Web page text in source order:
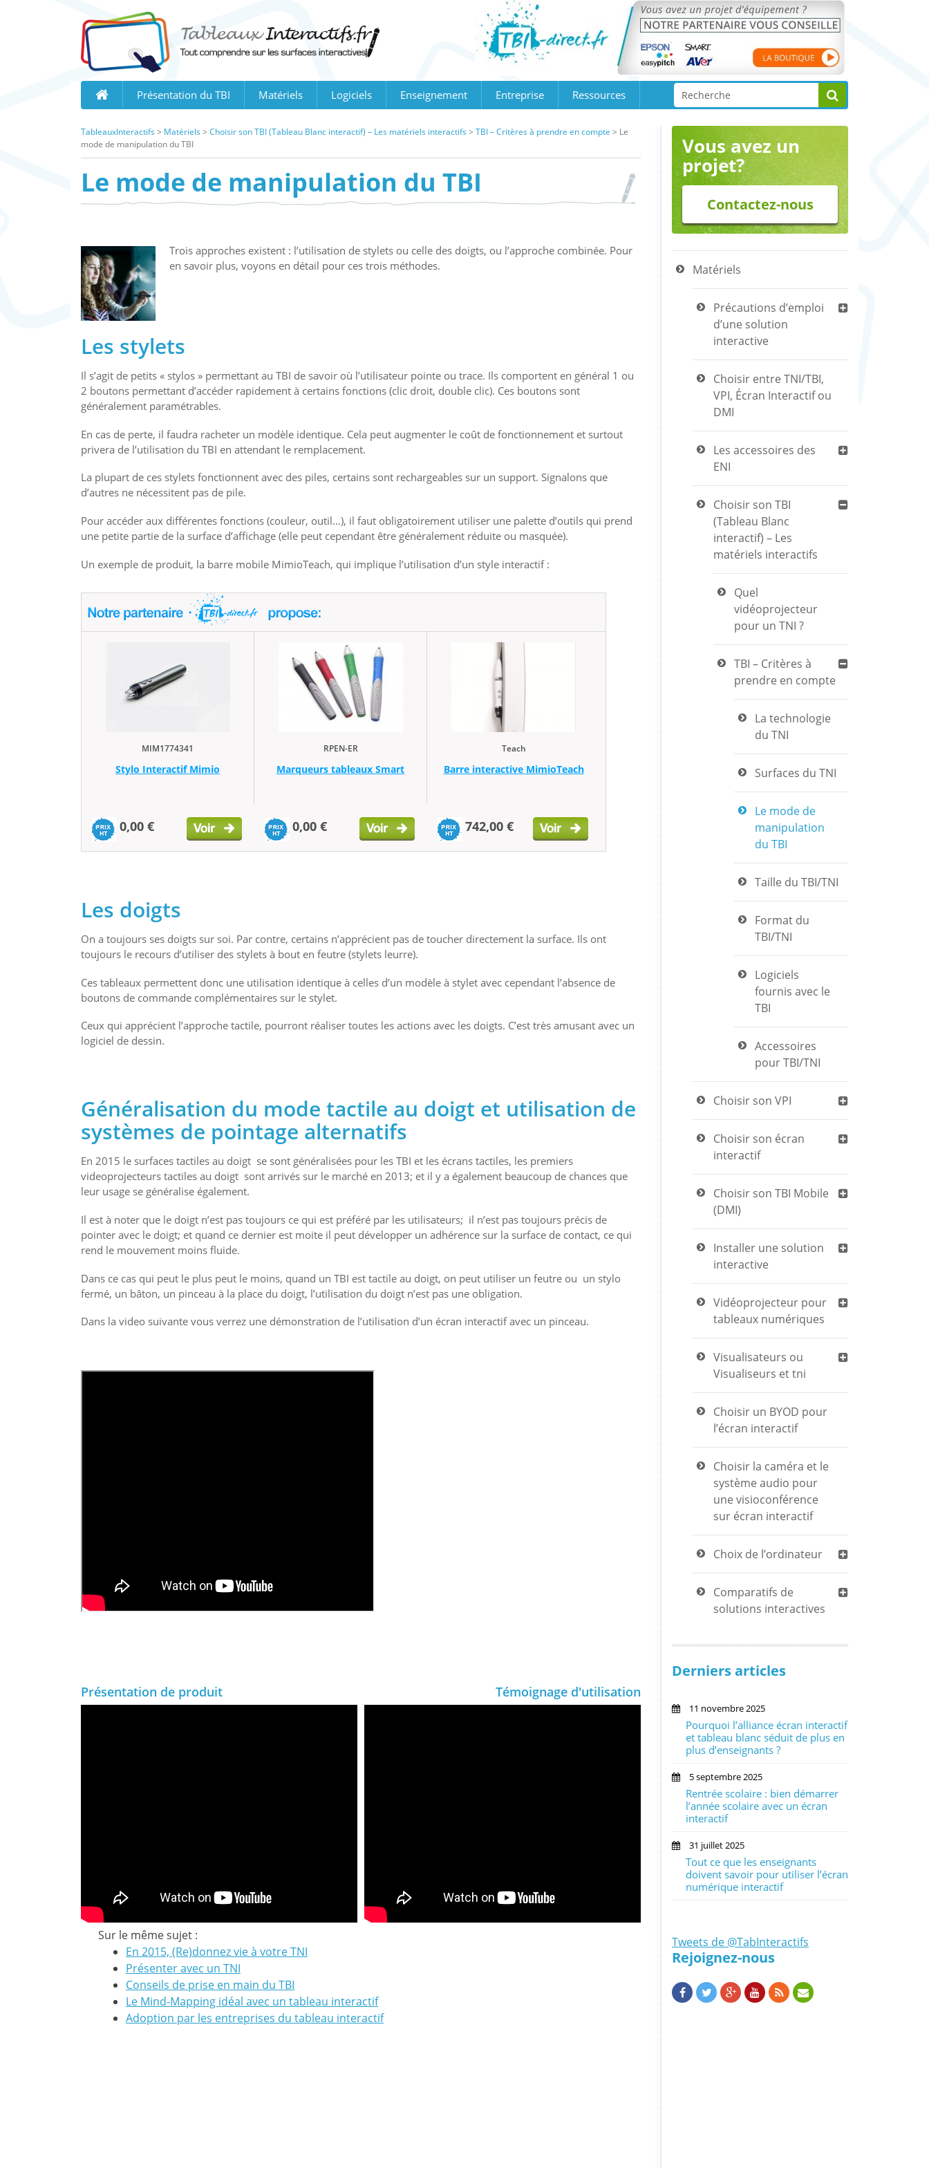
Présentation du TBI Matériels Logiciels Enseignement Entreprise Ressources
TableauxInteractifs > Matériels > Choisir son TBI (Tableau Blanc interactif) – Les matériels interactifs > TBI – Critères à prendre en compte > Le
mode de manipulation du TBI
Le mode de manipulation du TBI
Trois approches existent : l’utilisation de stylets ou celle des doigts, ou l’approche combinée. Pour
en savoir plus, voyons en détail pour ces trois méthodes.
Les stylets
Il s’agit de petits « stylos » permettant au TBI de savoir où l’utilisateur pointe ou trace. Ils comportent en général 1 ou
2 boutons permettant d’accéder rapidement à certains fonctions (clic droit, double clic). Ces boutons sont
généralement paramétrables.
En cas de perte, il faudra racheter un modèle identique. Cela peut augmenter le coût de fonctionnement et surtout
privera de l’utilisation du TBI en attendant le remplacement.
La plupart de ces stylets fonctionnent avec des piles, certains sont rechargeables sur un support. Signalons que
d’autres ne nécessitent pas de pile.
Pour accéder aux différentes fonctions (couleur, outil…), il faut obligatoirement utiliser une palette d’outils qui prend
une petite partie de la surface d’affichage (elle peut cependant être généralement réduite ou masquée).
Un exemple de produit, la barre mobile MimioTeach, qui implique l’utilisation d’un style interactif :
MIM1774341
Stylo Interactif Mimio
0,00 €
RPEN-ER
Marqueurs tableaux Smart
0,00 €
Teach
Barre interactive MimioTeach
742,00 €
Les doigts
On a toujours ses doigts sur soi. Par contre, certains n’apprécient pas de toucher directement la surface. Ils ont
toujours le recours d’utiliser des stylets à bout en feutre (stylets leurre).
Ces tableaux permettent donc une utilisation identique à celles d’un modèle à stylet avec cependant l’absence de
boutons de commande complémentaires sur le stylet.
Ceux qui apprécient l’approche tactile, pourront réaliser toutes les actions avec les doigts. C’est très amusant avec un
logiciel de dessin.
Généralisation du mode tactile au doigt et utilisation de
systèmes de pointage alternatifs
En 2015 le surfaces tactiles au doigt se sont généralisées pour les TBI et les écrans tactiles, les premiers
videoprojecteurs tactiles au doigt sont arrivés sur le marché en 2013; et il y a également beaucoup de chances que
leur usage se généralise également.
Il est à noter que le doigt n’est pas toujours ce qui est préféré par les utilisateurs; il n’est pas toujours précis de
pointer avec le doigt; et quand ce dernier est moite il peut développer un adhérence sur la surface de contact, ce qui
rend le mouvement moins fluide.
Dans ce cas qui peut le plus peut le moins, quand un TBI est tactile au doigt, on peut utiliser un feutre ou un stylo
fermé, un bâton, un pinceau à la place du doigt, l’utilisation du doigt n’est pas une obligation.
Dans la video suivante vous verrez une démonstration de l’utilisation d’un écran interactif avec un pinceau.
Présentation de produit Témoignage d'utilisation
Sur le même sujet :
En 2015, (Re)donnez vie à votre TNI
Présenter avec un TNI
Conseils de prise en main du TBI
Le Mind-Mapping idéal avec un tableau interactif
Adoption par les entreprises du tableau interactif
Vous avez un
projet?
Contactez-nous
Matériels
Précautions d’emploi
d’une solution
interactive
Choisir entre TNI/TBI,
VPI, Écran Interactif ou
DMI
Les accessoires des
ENI
Choisir son TBI
(Tableau Blanc
interactif) – Les
matériels interactifs
Quel
vidéoprojecteur
pour un TNI ?
TBI – Critères à
prendre en compte
La technologie
du TNI
Surfaces du TNI
Le mode de
manipulation
du TBI
Taille du TBI/TNI
Format du
TBI/TNI
Logiciels
fournis avec le
TBI
Accessoires
pour TBI/TNI
Choisir son VPI
Choisir son écran
interactif
Choisir son TBI Mobile
(DMI)
Installer une solution
interactive
Vidéoprojecteur pour
tableaux numériques
Visualisateurs ou
Visualiseurs et tni
Choisir un BYOD pour
l’écran interactif
Choisir la caméra et le
système audio pour
une visioconférence
sur écran interactif
Choix de l’ordinateur
Comparatifs de
solutions interactives
Derniers articles
11 novembre 2025
Pourquoi l’alliance écran interactif
et tableau blanc séduit de plus en
plus d’enseignants ?
5 septembre 2025
Rentrée scolaire : bien démarrer
l’année scolaire avec un écran
interactif
31 juillet 2025
Tout ce que les enseignants
doivent savoir pour utiliser l’écran
numérique interactif
Tweets de @TabInteractifs
Rejoignez-nous